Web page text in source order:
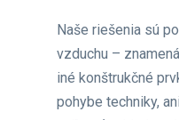
Naše riešenia sú
vzduchu –
iné konštrukčné
pohybe techniky,